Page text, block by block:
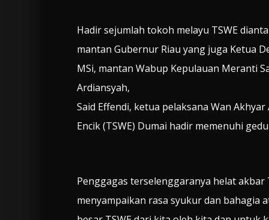
Hadir sejumlah tokoh melayu TSWE
mantan Gubernur Riau yang juga Ketua
MSi, mantan Wabup Kepulauan Meranti
Ardiansyah,
Said Effendi, ketua pelaksana Wan
Encik (TSWE) Dumai hadir memenuhi
Penggagas terselenggaranya helat akbar
menyampaikan rasa syukur dan bahagia